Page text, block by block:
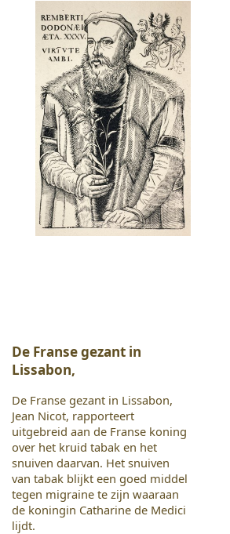
De Franse gezant in
Lissabon,
De Franse gezant in Lissabon,
Jean Nicot, rapporteert
uitgebreid aan de Franse koning
over het kruid tabak en het
snuiven daarvan. Het snuiven
van tabak blijkt een goed middel
tegen migraine te zijn waaraan
de koningin Catharine de Medici
lijdt.